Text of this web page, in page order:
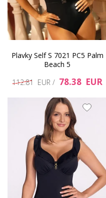
Plavky Self S 7021 PC5 Palm
Beach 5
112.81 EUR / 78.38 EUR